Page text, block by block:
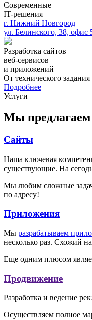
Современные
IT-решения
г. Нижний Новгород
ул. Белинского, 38, офис
Разработка сайтов
веб-сервисов
и приложений
От технического
Подробнее
Услуги
Мы предлагаем
Сайты
Наша ключевая
существующие. На
Мы любим сложные
по адресу!
Приложения
Мы разрабатываем
несколько раз. Схожий
Еще одним плюсом
Продвижение
Разработка и ведение
Осуществляем полное